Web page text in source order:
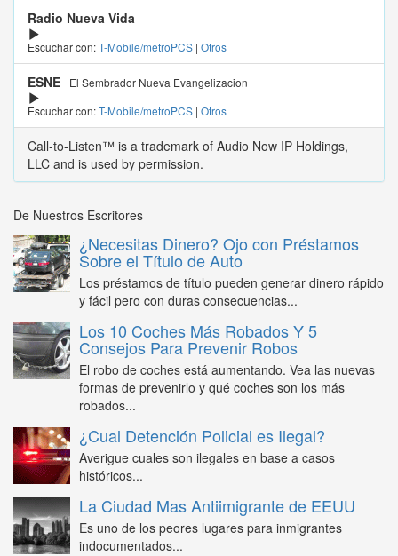
Radio Nueva Vida
Escuchar con:T-Mobile/metroPCS | Otros
ESNE
El Sembrador Nueva Evangelizacion
Escuchar con:T-Mobile/metroPCS | Otros
Call-to-Listen™ is a trademark of Audio Now IP Holdings,
LLC and is used by permission.
De Nuestros Escritores
¿Necesitas Dinero? Ojo con Préstamos
Sobre el Título de Auto
Los préstamos de título pueden generar dinero rápido
y fácil pero con duras consecuencias...
Los 10 Coches Más Robados Y 5
Consejos Para Prevenir Robos
El robo de coches está aumentando. Vea las nuevas
formas de prevenirlo y qué coches son los más
robados...
¿Cual Detención Policial es Ilegal?
Averigue cuales son ilegales en base a casos
históricos...
La Ciudad Mas Antiimigrante de EEUU
Es uno de los peores lugares para inmigrantes
indocumentados...